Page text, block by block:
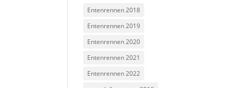
Entenrennen 2018
Entenrennen 2019
Entenrennen 2020
Entenrennen 2021
Entenrennen 2022